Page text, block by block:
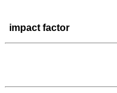
impact factor